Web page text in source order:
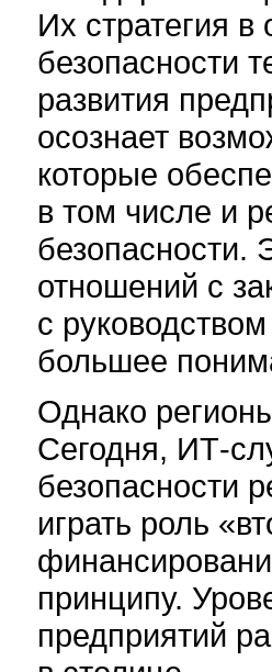
Их стратегия
безопасности
развития
осознает
которые
в том числе и
безопасности.
отношений с
с
большее
Однако
Сегодня, ИТ-
безопасности
играть роль
принципу.
предприятий